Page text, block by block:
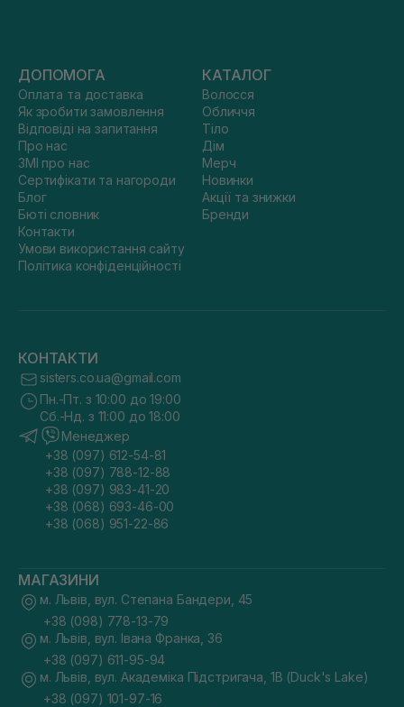
ДОПОМОГА
Оплата та доставка
Як зробити замовлення
Відповіді на запитання
Про нас
ЗМІ про нас
Сертифікати та нагороди
Блог
Бюті словник
Контакти
Умови використання сайту
Політика конфіденційності
КАТАЛОГ
Волосся
Обличчя
Тіло
Дім
Мерч
Новинки
Акції та знижки
Бренди
КОНТАКТИ
sisters.co.ua@gmail.com
Пн.-Пт. з 10:00 до 19:00
Сб.-Нд. з 11:00 до 18:00
Менеджер
+38 (097) 612-54-81
+38 (097) 788-12-88
+38 (097) 983-41-20
+38 (068) 693-46-00
+38 (068) 951-22-86
МАГАЗИНИ
м. Львів, вул. Степана Бандери, 45
+38 (098) 778-13-79
м. Львів, вул. Івана Франка, 36
+38 (097) 611-95-94
м. Львів, вул. Академіка Підстригача, 1В (Duck's Lake)
+38 (097) 101-97-16